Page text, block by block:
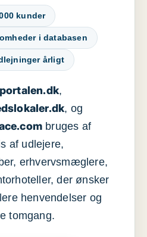
kunder
i databasen
årligt
,
, og
bruges af
af udlejere,
erhvervsmæglere,
der ønsker
henvendelser og
tomgang.